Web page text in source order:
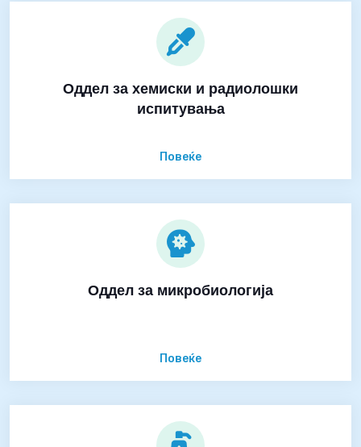
Оддел за хемиски и радиолошки
испитувања
Повеќе
Оддел за микробиологија
Повеќе